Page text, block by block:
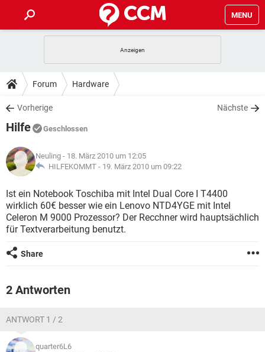
MENU
ANDROID
WINDOWS 10
WHATSAPP
FACEBOOK
TIPPS & TRICKS
SPIELE
WHATSAPP TIKTOK
FACEBOOK
DOWNLOADS
SPIELE
ANDROID
WINDOWS 10 INSTAGRAM
WHATSAPP TIKTOK
FACEBOOK HARDWARE
FORUM
SPIELE STREAMING
ANDROID
WINDOWS 10 INSTAGRAM
WHATSAPP TIKTOK
LEXIKON
SPIELE STREAMING
ANDROID IOS
WINDOWS 10
WHATSAPP
Forum Hardware
Vorherige Nächste
Hilfe Geschlossen
Neuling - 18. März 2010 um 12:05
HILFEKOMMT - 19. März 2010 um 09:22
Ist ein Notebook Toschiba mit Intel Dual Core I T4400
wirklich 60€ besser wie ein Lenovo NTD4YGE mit Intel
Celeron M 9000 Prozessor? Der Recchner wird hauptsächlich
für Textverarbeitung benutzt.
Share
2 Antworten
ANTWORT 1 / 2
quarter6L6